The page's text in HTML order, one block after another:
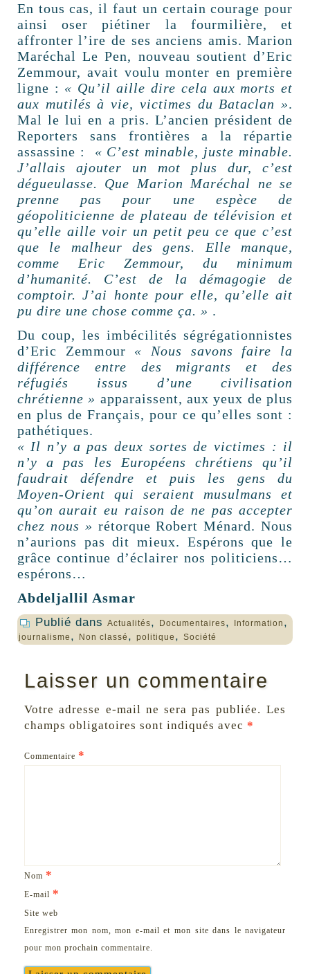
En tous cas, il faut un certain courage pour
ainsi oser piétiner la fourmilière, et
affronter l’ire de ses anciens amis. Marion
Maréchal Le Pen, nouveau soutient d’Eric
Zemmour, avait voulu monter en première
ligne : « Qu’il aille dire cela aux morts et
aux mutilés à vie, victimes du Bataclan ».
Mal le lui en a pris. L’ancien président de
Reporters sans frontières a la répartie
assassine : « C’est minable, juste minable.
J’allais ajouter un mot plus dur, c’est
dégueulasse. Que Marion Maréchal ne se
prenne pas pour une espèce de
géopoliticienne de plateau de télévision et
qu’elle aille voir un petit peu ce que c’est
que le malheur des gens. Elle manque,
comme Eric Zemmour, du minimum
d’humanité. C’est de la démagogie de
comptoir. J’ai honte pour elle, qu’elle ait
pu dire une chose comme ça. » .
Du coup, les imbécilités ségrégationnistes
d’Eric Zemmour « Nous savons faire la
différence entre des migrants et des
réfugiés issus d’une civilisation
chrétienne » apparaissent, aux yeux de plus
en plus de Français, pour ce qu’elles sont :
pathétiques.
« Il n’y a pas deux sortes de victimes : il
n’y a pas les Européens chrétiens qu’il
faudrait défendre et puis les gens du
Moyen-Orient qui seraient musulmans et
qu’on aurait eu raison de ne pas accepter
chez nous » rétorque Robert Ménard. Nous
n’aurions pas dit mieux. Espérons que le
grâce continue d’éclairer nos politiciens…
espérons…
Abdeljallil Asmar
Publié dans Actualités, Documentaires, Information ,
journalisme , Non classé , politique , Société
Laisser un commentaire
Votre adresse e-mail ne sera pas publiée. Les
champs obligatoires sont indiqués avec *
Commentaire *
Nom *
E-mail *
Site web
Enregistrer mon nom, mon e-mail et mon site dans le navigateur
pour mon prochain commentaire.